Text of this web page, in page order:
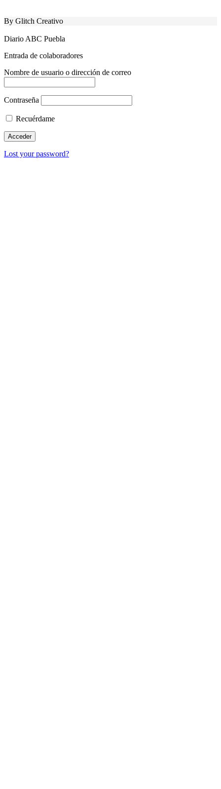
By Glitch Creativo
Diario ABC Puebla
Entrada de colaboradores
Nombre de usuario o dirección de correo
Contraseña
Recuérdame
Lost your password?